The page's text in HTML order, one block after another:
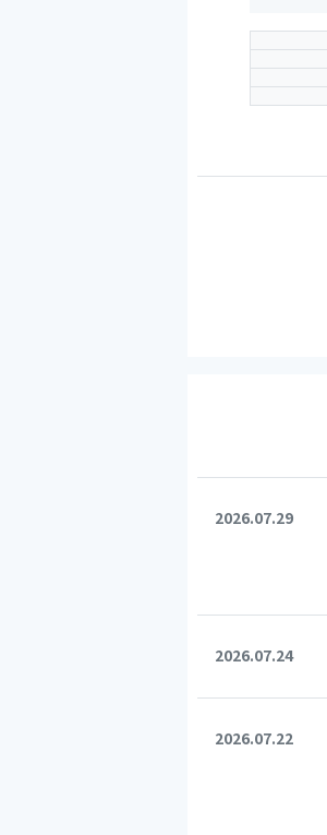
2026.07.29
2026.07.24
2026.07.22